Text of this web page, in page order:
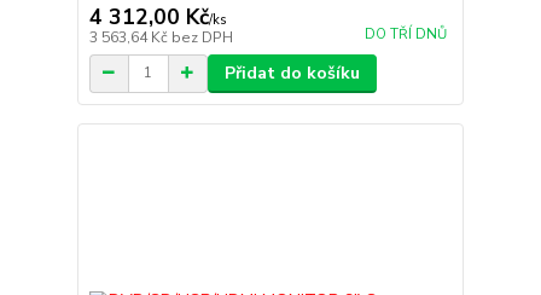
4 312,00 Kč/ks
3 563,64 Kč bez DPH DO TŘÍ DNŮ
Přidat do košíku